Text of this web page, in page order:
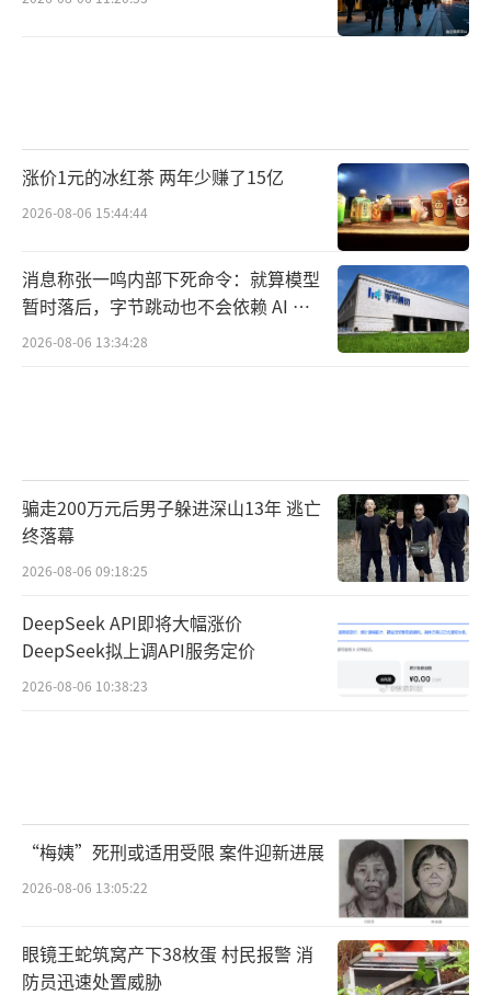
涨价1元的冰红茶 两年少赚了15亿
2026-08-06 15:44:44
消息称张一鸣内部下死命令：就算模型
暂时落后，字节跳动也不会依赖 AI 蒸
馏技术
2026-08-06 13:34:28
骗走200万元后男子躲进深山13年 逃亡
终落幕
2026-08-06 09:18:25
DeepSeek API即将大幅涨价
DeepSeek拟上调API服务定价
2026-08-06 10:38:23
“梅姨”死刑或适用受限 案件迎新进展
2026-08-06 13:05:22
眼镜王蛇筑窝产下38枚蛋 村民报警 消
防员迅速处置威胁